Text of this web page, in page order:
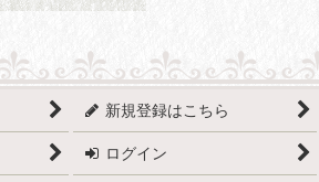
新規登録はこちら
ログイン